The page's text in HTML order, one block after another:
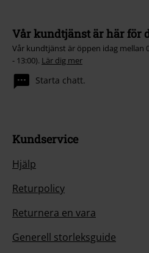
Vår kundtjänst är här för
Vår kundtjänst är öppen idag mellan
- 13:00). Lär dig mer
Starta chatt.
Kundservice
Hjälp
Returpolicy
Returnera en vara
Generell storleksguide